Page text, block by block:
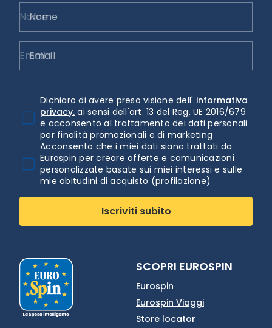
Nome
Email
Dichiaro di avere preso visione dell' informativa
privacy. ai sensi dell'art. 13 del Reg. UE 2016/679
e acconsento al trattamento dei dati personali
per finalità promozionali e di marketing
Acconsento che i miei dati siano trattati da
Eurospin per creare offerte e comunicazioni
personalizzate basate sui miei interessi e sulle
mie abitudini di acquisto (profilazione)
Iscriviti subito
SCOPRI EUROSPIN
Eurospin
Eurospin Viaggi
Store locator